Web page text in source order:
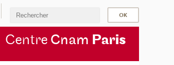
Centre Cnam Paris